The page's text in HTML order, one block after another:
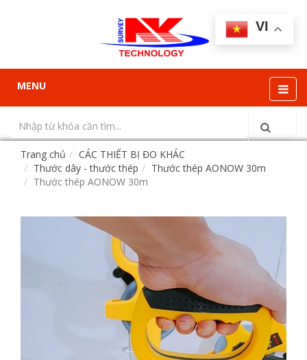
MENU
VI
Trang chủ
CÁC THIẾT BỊ ĐO KHÁC
Thước dây - thước thép
Thước thép AONOW 30m
Thước thép AONOW 30m